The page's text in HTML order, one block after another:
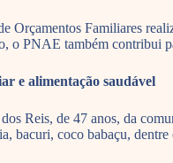
Orçamentos Familiares
o PNAE também contribui
e alimentação saudável
Reis, de 47 anos, da
bacuri, coco babaçu,